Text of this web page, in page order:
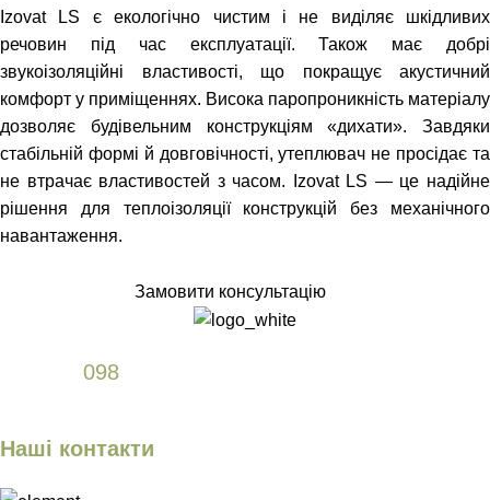
Izovat LS є екологічно чистим і не виділяє шкідливих
речовин під час експлуатації. Також має добрі
звукоізоляційні властивості, що покращує акустичний
комфорт у приміщеннях. Висока паропроникність матеріалу
дозволяє будівельним конструкціям «дихати». Завдяки
стабільній формі й довговічності, утеплювач не просідає та
не втрачає властивостей з часом. Izovat LS — це надійне
рішення для теплоізоляції конструкцій без механічного
навантаження.
Замовити консультацію
098589 61 77
Наші контакти